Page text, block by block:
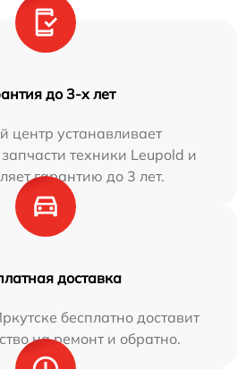
до 3-х лет
центр устанавливает
техники Leupold и
гарантию до 3 лет.
доставка
бесплатно доставит
на ремонт и обратно.